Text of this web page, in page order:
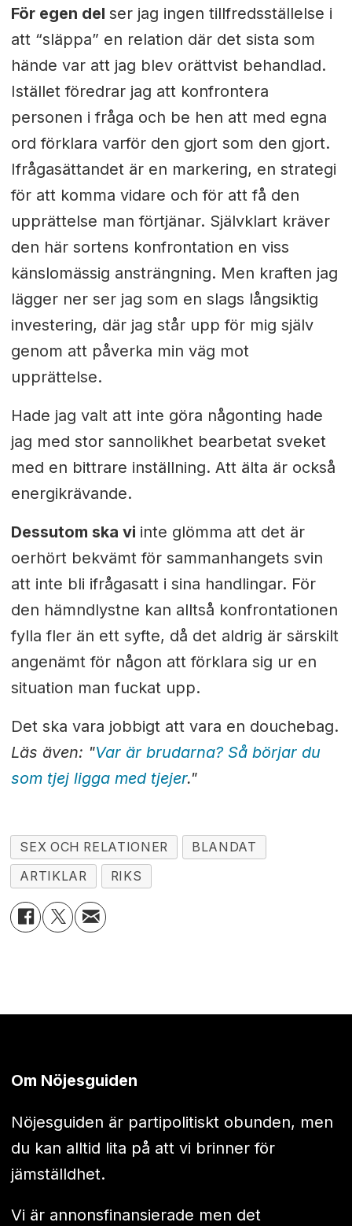
För egen del ser jag ingen tillfredsställelse i
att “släppa” en relation där det sista som
hände var att jag blev orättvist behandlad.
Istället föredrar jag att konfrontera
personen i fråga och be hen att med egna
ord förklara varför den gjort som den gjort.
Ifrågasättandet är en markering, en strategi
för att komma vidare och för att få den
upprättelse man förtjänar. Självklart kräver
den här sortens konfrontation en viss
känslomässig ansträngning. Men kraften jag
lägger ner ser jag som en slags långsiktig
investering, där jag står upp för mig själv
genom att påverka min väg mot
upprättelse.
Hade jag valt att inte göra någonting hade
jag med stor sannolikhet bearbetat sveket
med en bittrare inställning. Att älta är också
energikrävande.
Dessutom ska vi inte glömma att det är
oerhört bekvämt för sammanhangets svin
att inte bli ifrågasatt i sina handlingar. För
den hämndlystne kan alltså konfrontationen
fylla fler än ett syfte, då det aldrig är särskilt
angenämt för någon att förklara sig ur en
situation man fuckat upp.
Det ska vara jobbigt att vara en douchebag.
Läs även: "Var är brudarna? Så börjar du
som tjej ligga med tjejer."
SEX OCH RELATIONER
BLANDAT
ARTIKLAR
RIKS
Om Nöjesguiden
Nöjesguiden är partipolitiskt obunden, men
du kan alltid lita på att vi brinner för
jämställdhet.
Vi är annonsfinansierade men det